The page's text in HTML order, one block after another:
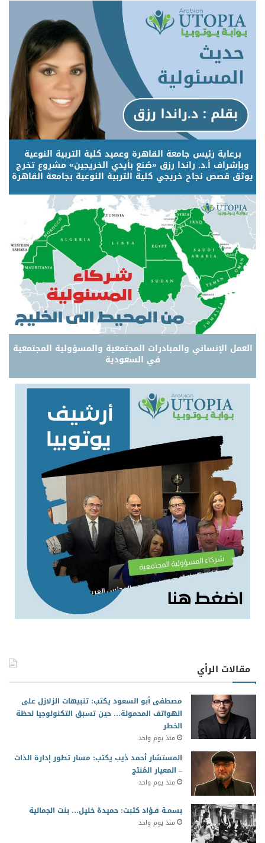
برعاية رئيس جامعة القاهرة وعميد كلية التربية النوعية
وبإشراف أ.د. راندا رزق «صُنع بأيدي الخريجين» مشروع تخرج
يوثق قصص نجاح خريجي كلية التربية النوعية بجامعة القاهرة
العمل الإنساني والمبادرات المجتمعية والمسؤولية المجتمعية
في السعودية
مقالات الرأي
مصطفى أبو السعود يكتب: تنبيهات الزلازل على
الهواتف المحمولة… حين تسبق التكنولوجيا لحظة
الخطر
منذ يوم واحد
المستشار أحمد ذيب يكتب: مسار تطور إدارة الذات
– المعيار المُنتج
منذ يوم واحد
بسمـة فـؤاد كتبت: حميدة خليل… بنت الجمالية
منذ يوم واحد